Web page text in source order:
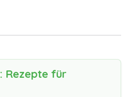
Rezepte für